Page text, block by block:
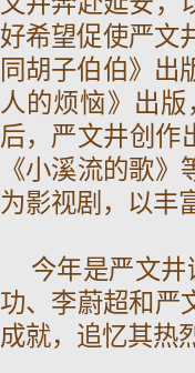
好希望促使严文
同胡子伯伯》出
人的烦恼》出
后，严文井创作
《小溪流的歌
为影视剧，以丰
今年是严文
功、李蔚超和严
成就，追忆其热